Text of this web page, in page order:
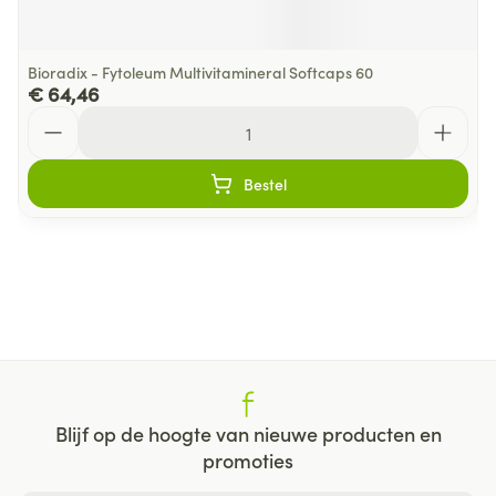
Bioradix - Fytoleum Multivitamineral Softcaps 60
€ 64,46
Bestel
Blijf op de hoogte van nieuwe producten en
promoties